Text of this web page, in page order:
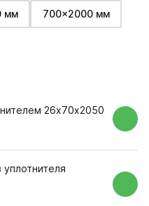
мм 700x2000 мм
26х70х2050